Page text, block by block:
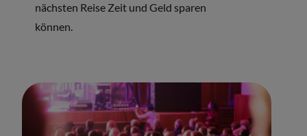
nächsten Reise Zeit und Geld sparen
können.